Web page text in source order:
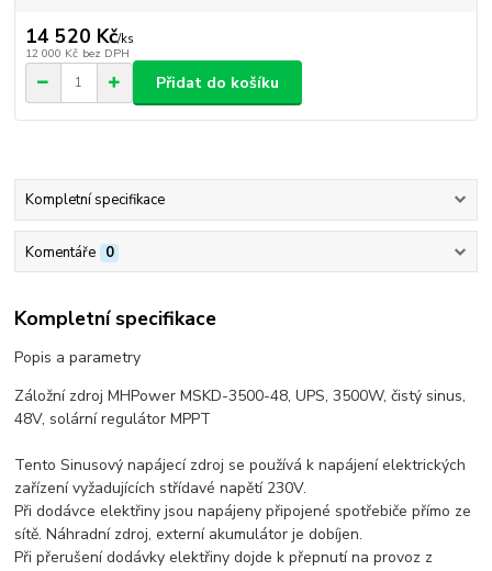
14 520 Kč/ks
12 000 Kč bez DPH
Přidat do košíku
Kompletní specifikace
Komentáře 0
Kompletní specifikace
Popis a parametry
Záložní zdroj MHPower MSKD-3500-48, UPS, 3500W, čistý sinus,
48V, solární regulátor MPPT
Tento Sinusový napájecí zdroj se používá k napájení elektrických
zařízení vyžadujících střídavé napětí 230V.
Při dodávce elektřiny jsou napájeny připojené spotřebiče přímo ze
sítě. Náhradní zdroj, externí akumulátor je dobíjen.
Při přerušení dodávky elektřiny dojde k přepnutí na provoz z